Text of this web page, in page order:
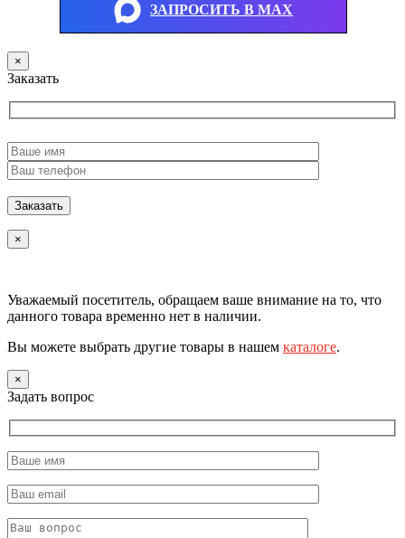
ЗАПРОСИТЬ В MAX
×
Заказать
×
Уважаемый посетитель, обращаем ваше внимание на то, что
данного товара временно нет в наличии.
Вы можете выбрать другие товары в нашем каталоге.
×
Задать вопрос